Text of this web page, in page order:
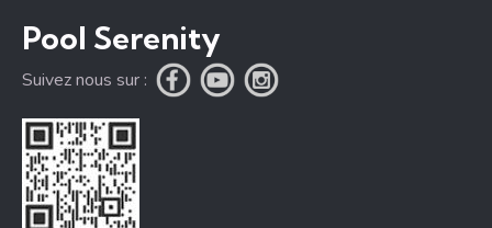
Pool Serenity
Suivez nous sur :